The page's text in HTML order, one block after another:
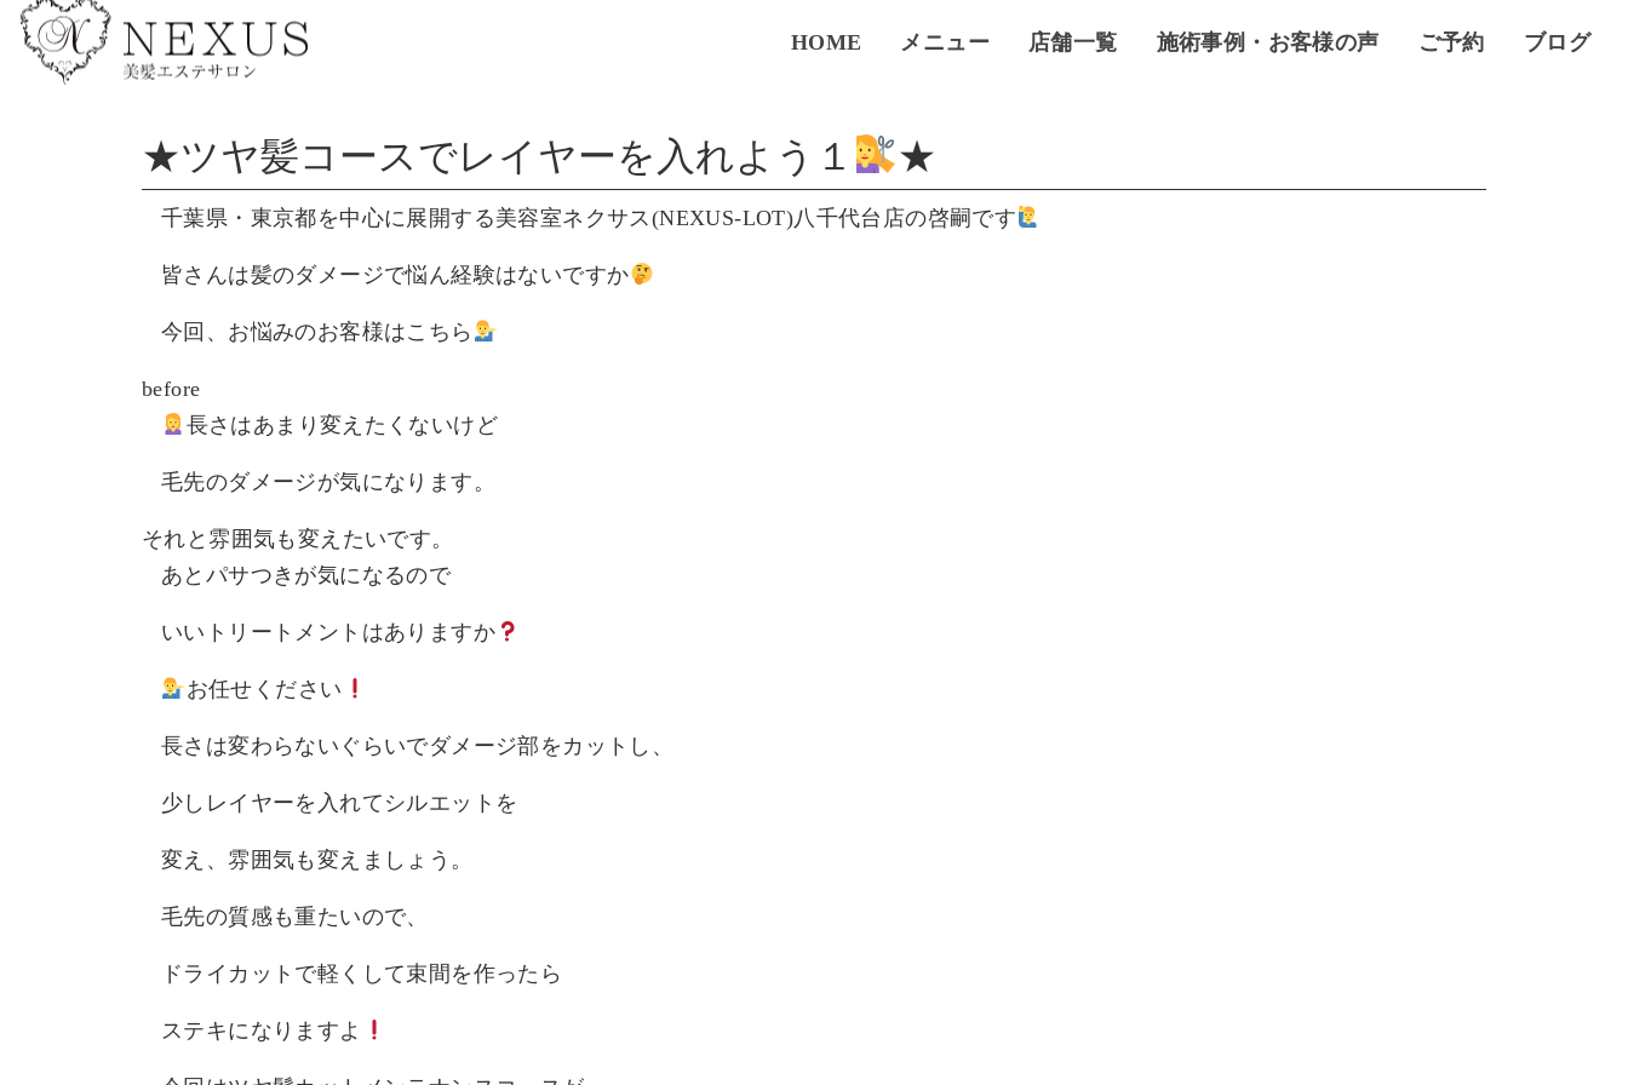
HOME メニュー 店舗一覧 施術事例・お客様の声 ご予約 ブログ
★ツヤ髪コースでレイヤーを入れよう１ ★
千葉県・東京都を中心に展開する美容室ネクサス(NEXUS-LOT)八千代台店の啓嗣です
皆さんは髪のダメージで悩ん経験はないですか
今回、お悩みのお客様はこちら
before
長さはあまり変えたくないけど
毛先のダメージが気になります。
それと雰囲気も変えたいです。
あとパサつきが気になるので
いいトリートメントはありますか
お任せください
長さは変わらないぐらいでダメージ部をカットし、
少しレイヤーを入れてシルエットを
変え、雰囲気も変えましょう。
毛先の質感も重たいので、
ドライカットで軽くして束間を作ったら
ステキになりますよ